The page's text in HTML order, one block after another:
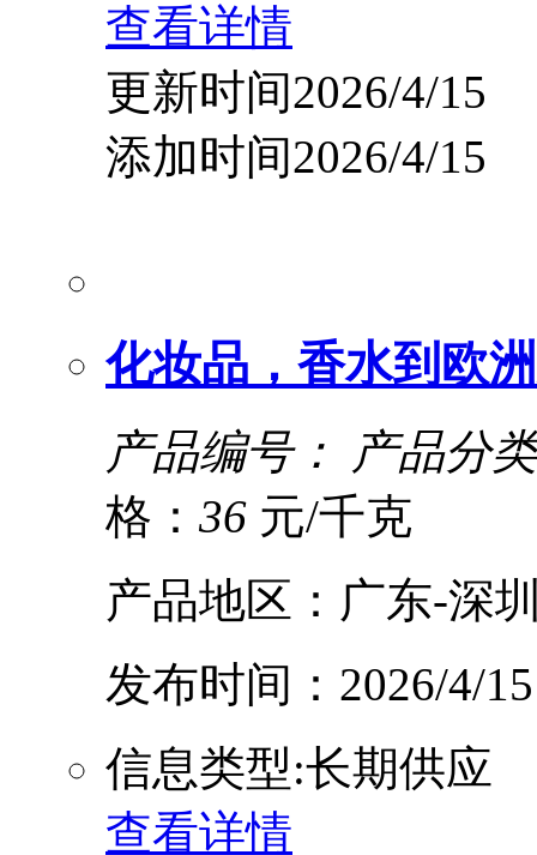
查看详情
更新时间2026/4/15
添加时间2026/4/15
化妆品，香水到欧
产品编号：
产品分
格： 36 元/千克
产品地区：广东-深
发布时间：2026/4/15
信息类型:长期供应
查看详情